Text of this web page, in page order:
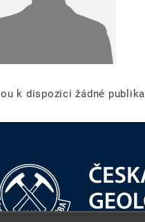
k dispozici žádné